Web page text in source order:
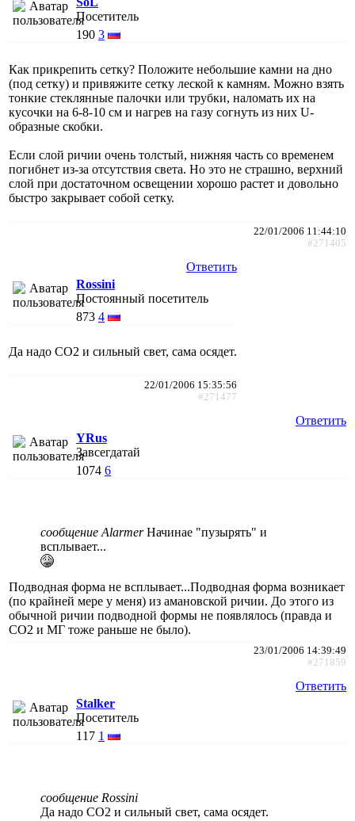
Посетитель
190 3
Как прикрепить сетку? Положите небольшие камни на дно
(под сетку) и привяжите сетку леской к камням. Можно взять
тонкие стеклянные палочки или трубки, наломать их на
кусочки на 6-8-10 см и нагрев на газу согнуть из них U-
образные скобки.
Если слой ричии очень толстый, нижняя часть со временем
погибнет из-за отсутствия света. Но это не страшно, верхний
слой при достаточном освещении хорошо растет и довольно
быстро закрывает собой сетку.
22/01/2006 11:44:10
#271405
Ответить
Rossini
Постоянный посетитель
873 4
Да надо СО2 и сильный свет, сама осядет.
22/01/2006 15:35:56
#271477
Ответить
YRus
Завсегдатай
1074 6
сообщение AlarmerНачинае "пузырять" и
всплывает...
Подводная форма не всплывает...Подводная форма возникает
(по крайней мере у меня) из амановской ричии. До этого из
обычной ричии подводной формы не появлялось (правда и
СО2 и МГ тоже раньше не было).
23/01/2006 14:39:49
#271859
Ответить
Stalker
Посетитель
117 1
сообщение Rossini
Да надо СО2 и сильный свет, сама осядет.